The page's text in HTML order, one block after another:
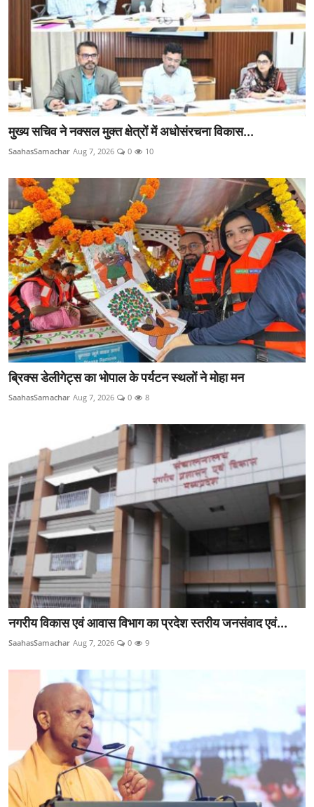
मुख्य सचिव ने नक्सल मुक्त क्षेत्रों में अधोसंरचना विकास...
SaahasSamachar Aug 7, 2026 0 10
ब्रिक्स डेलीगेट्स का भोपाल के पर्यटन स्थलों ने मोहा मन
SaahasSamachar Aug 7, 2026 0 8
नगरीय विकास एवं आवास विभाग का प्रदेश स्तरीय जनसंवाद एवं...
SaahasSamachar Aug 7, 2026 0 9